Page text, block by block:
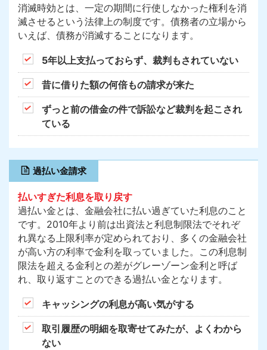
消滅時効とは、一定の期間に行使しなかった権利を消
滅させるという法律上の制度です。債務者の立場から
いえば、債務が消滅することになります。
5年以上支払っておらず、裁判もされていない
昔に借りた額の何倍もの請求が来た
ずっと前の借金の件で訴訟など裁判を起こされ
ている
過払い金請求
払いすぎた利息を取り戻す
過払い金とは、金融会社に払い過ぎていた利息のこと
です。2010年より前は出資法と利息制限法でそれぞ
れ異なる上限利率が定められており、多くの金融会社
が高い方の利率で金利を取っていました。この利息制
限法を超える金利との差がグレーゾーン金利と呼ば
れ、取り返すことのできる過払い金となります。
キャッシングの利息が高い気がする
取引履歴の明細を取寄せてみたが、よくわから
ない